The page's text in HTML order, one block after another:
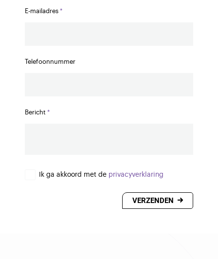
E-mailadres
Telefoonnummer
Bericht
Ik ga akkoord met de privacyverklaring
VERZENDEN